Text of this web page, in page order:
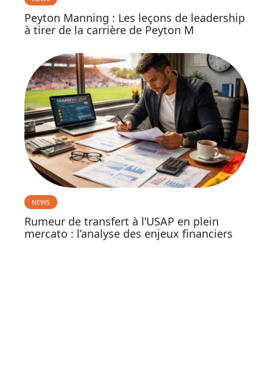
Peyton Manning : Les leçons de leadership
à tirer de la carrière de Peyton M
NEWS
Rumeur de transfert à l’USAP en plein
mercato : l’analyse des enjeux financiers